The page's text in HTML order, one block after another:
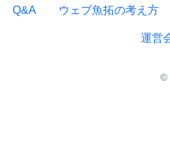
Q&A ウェブ魚拓の考え方
運営
©